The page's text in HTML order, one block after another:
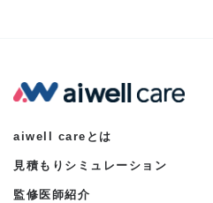
aiwell careとは
見積もりシミュレーション
監修医師紹介